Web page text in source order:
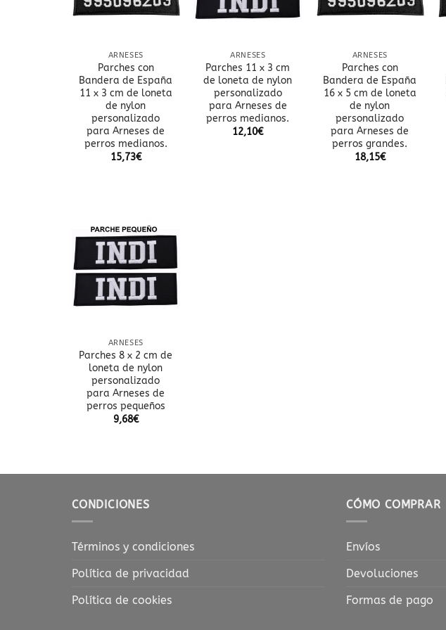
ARNESES
Parches con
Bandera de España
11 x 3 cm de loneta
de nylon
personalizado
para Arneses de
perros medianos.
15,73€
ARNESES
Parches 11 x 3 cm
de loneta de nylon
personalizado
para Arneses de
perros medianos.
12,10€
ARNESES
Parches con
Bandera de España
16 x 5 cm de loneta
de nylon
personalizado
para Arneses de
perros grandes.
18,15€
Añadir
a la
lista
de
deseos
ARNESES
Parches 8 x 2 cm de
loneta de nylon
personalizado
para Arneses de
perros pequeños
9,68€
CONDICIONES
Términos y condiciones
Política de privacidad
Política de cookies
CÓMO COMPRAR
Envíos
Devoluciones
Formas de pago